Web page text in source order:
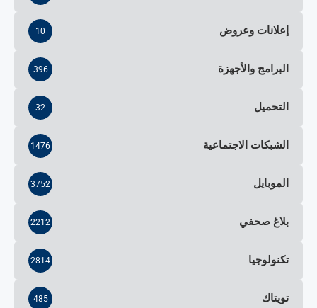
إعلانات وعروض 10
البرامج والأجهزة 396
التحميل 32
الشبكات الاجتماعية 1476
الموبايل 3752
بلاغ صحفي 2212
تكنولوجيا 2814
تويتاك 485